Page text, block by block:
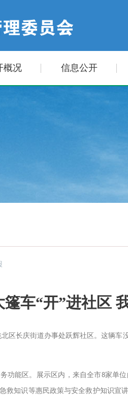
概况 信息公开
车“开”进社区
区长庆街道办事处跃辉社区。这辆
功能区。展示区内，来自全市8家单
救知识等惠民政策与安全救护知识